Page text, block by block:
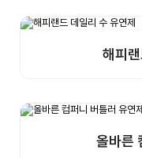
해피
상세보기
올바른
상세보기